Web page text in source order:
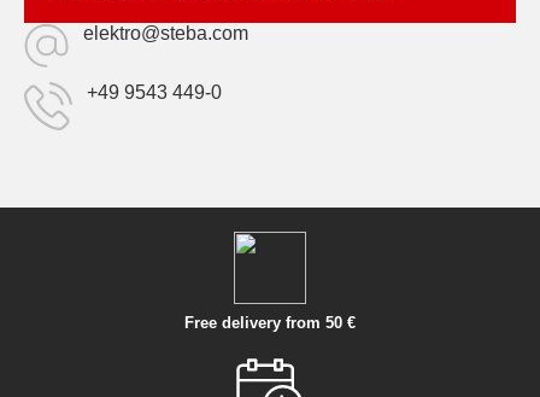
elektro@steba.com
+49 9543 449-0
Free delivery from 50 €